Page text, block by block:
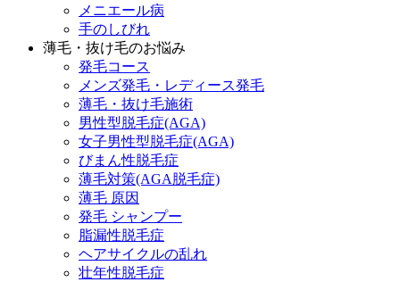
メニエール病
手のしびれ
薄毛・抜け毛のお悩み
発毛コース
メンズ発毛・レディース発毛
薄毛・抜け毛施術
男性型脱毛症(AGA)
女子男性型脱毛症(AGA)
びまん性脱毛症
薄毛対策(AGA脱毛症)
薄毛 原因
発毛 シャンプー
脂漏性脱毛症
ヘアサイクルの乱れ
壮年性脱毛症